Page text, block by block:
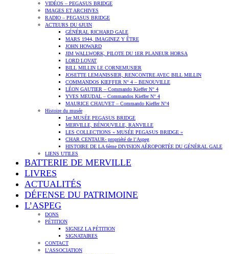
VIDÉOS – PEGASUS BRIDGE
IMAGES ET ARCHIVES
RADIO – PEGASUS BRIDGE
ACTEURS DU 6JUIN
GÉNÉRAL RICHARD GALE
MARS 1944, IMAGINEZ Y ÊTRE
JOHN HOWARD
JIM WALLWORK, PILOTE DU 1ER PLANEUR HORSA
LORD LOVAT
BILL MILLIN LE CORNEMUSIER
JOSETTE LEMANISSIER, RENCONTRE AVEC BILL MILLIN
COMMANDOS KIEFFER N° 4 – BENOUVILLE
LÉON GAUTIER – Commando Kieffer N° 4
YVES MEUDAL – Commandos Kieffer N° 4
MAURICE CHAUVET – Commando Kieffer N°4
Histoire du musée
1er MUSÉE PEGASUS BRIDGE
MERVILLE, BÉNOUVILLE, RANVILLE
LES COLLECTIONS « MUSÉE PEGASUS BRIDGE »
CHAR CENTAUR- propriété de l’Aspeg
HISTOIRE DE LA 6ème DIVISION AÉROPORTÉE DU GÉNÉRAL GALE
LIENS UTILES
BATTERIE DE MERVILLE
LIVRES
ACTUALITÉS
DÉFENSE DU PATRIMOINE
L’ASPEG
DONS
PÉTITION
SIGNEZ LA PÉTITION
SIGNATAIRES
CONTACT
L’ASSOCIATION